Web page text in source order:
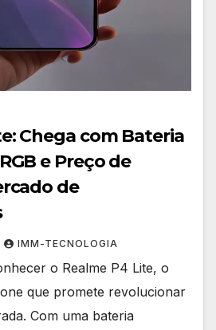
Chega com Bateria
e Preço de
de
IMM-TECNOLOGIA
o Realme P4 Lite, o
que promete revolucionar
Com uma bateria